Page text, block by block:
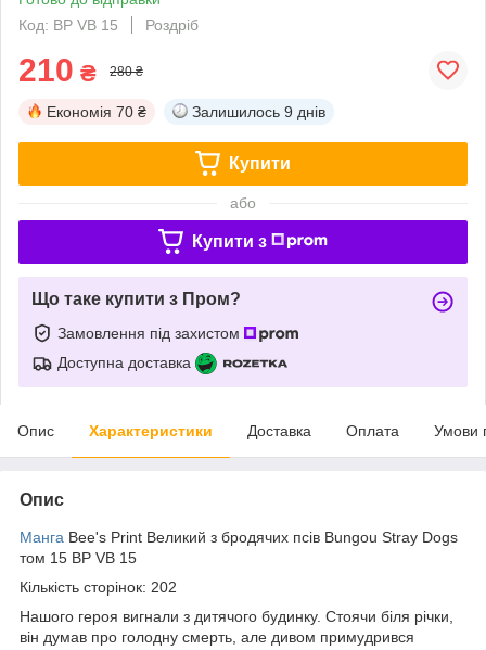
Код: BP VB 15
Роздріб
210 ₴ 280 ₴
Економія 70 ₴ Залишилось 9 днів
Купити
або
Купити з
Що таке купити з Пром?
Замовлення під захистом
Доступна доставка
Опис Характеристики Доставка Оплата Умови
Опис
Манга Bee's Print Великий з бродячих псів Bungou Stray Dogs
том 15 BP VB 15
Кількість сторінок: 202
Нашого героя вигнали з дитячого будинку. Стоячи біля річки,
він думав про голодну смерть, але дивом примудрився